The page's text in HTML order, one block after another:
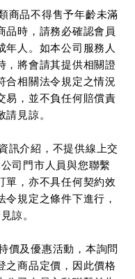
商品不得售予年齡未滿
品時，請務必確認會員
年人。如本公司服務人
，將會請其提供相關證
合相關法令規定之情況
易，並不負任何賠償責
見諒。
訊介紹，不提供線上交
司門市人員與您聯繫
單，亦不具任何契約效
規定之條件下進行，
諒。
價及優惠活動，本詢問
之商品定價，因此價格